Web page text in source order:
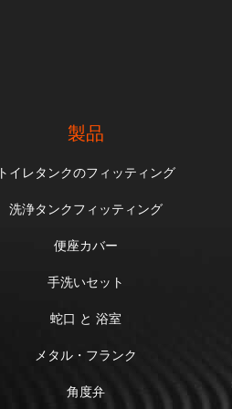
製品
トイレタンクのフィッティング
洗浄タンクフィッティング
便座カバー
手洗いセット
蛇口 と 浴室
メタル・フランク
角度弁